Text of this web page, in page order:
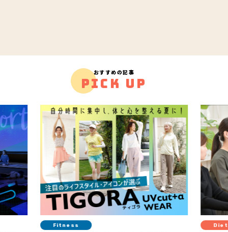
おすすめの記事
PICK UP
Fitness Diet